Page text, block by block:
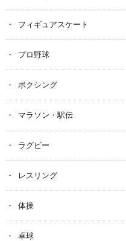
フィギュアスケート
プロ野球
ボクシング
マラソン・駅伝
ラグビー
レスリング
体操
卓球